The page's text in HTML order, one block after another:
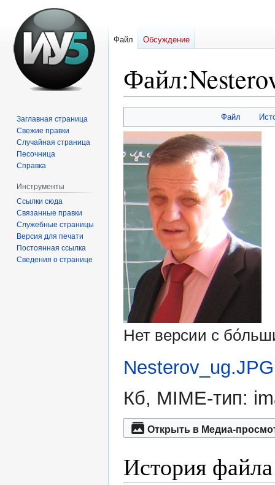
Файл:
к
навигации
к
поиску
Файл
Нет версии с
Nesterov_ug.JPG
Кб, MIME-тип:
Открыть в Медиа-
История файла
Файл Обсуждение
Заглавная страница
Свежие правки
Случайная страница
Песочница
Справка
Инструменты
Ссылки сюда
Связанные правки
Служебные страницы
Версия для печати
Постоянная ссылка
Сведения о странице